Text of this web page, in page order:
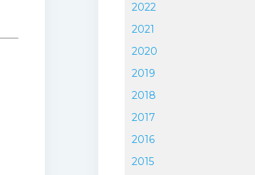
2022
2021
2020
2019
2018
2017
2016
2015